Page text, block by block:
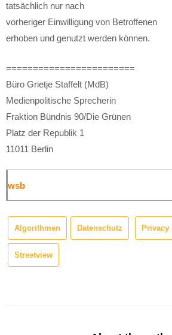
tatsächlich nur nach
vorheriger Einwilligung von Betroffenen
erhoben und genutzt werden können.
========================
Büro Grietje Staffelt (MdB)
Medienpolitische Sprecherin
Fraktion Bündnis 90/Die Grünen
Platz der Republik 1
11011 Berlin
wsb
Algorithmen Datenschutz Privacy
Streetview